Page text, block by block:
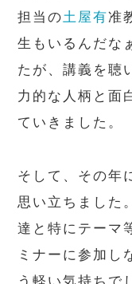
担当の土屋有准
生もいるんだな
たが、講義を聴
力的な人柄と面
ていきました。
そして、その年
思い立ちました
達と特にテーマ
ミナーに参加し
う軽い気持ちで